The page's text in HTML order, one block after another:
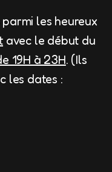
les heureux
avec le début du
19H à 23H. (Ils
les dates :